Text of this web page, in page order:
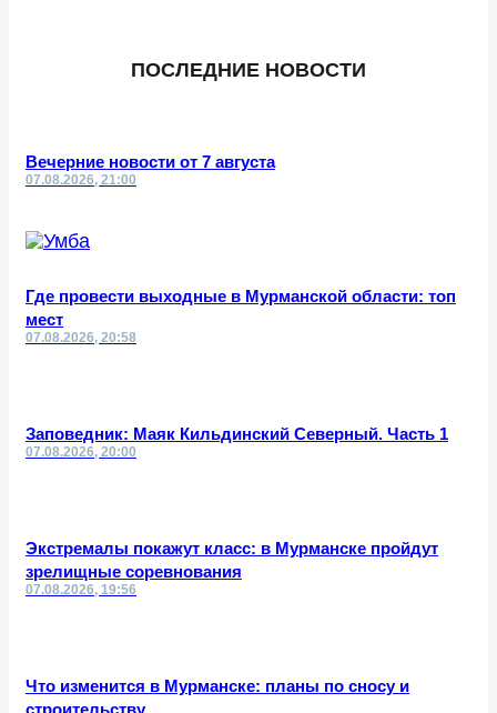
ПОСЛЕДНИЕ НОВОСТИ
Вечерние новости от 7 августа
07.08.2026, 21:00
Где провести выходные в Мурманской области: топ
мест
07.08.2026, 20:58
Заповедник: Маяк Кильдинский Северный. Часть 1
07.08.2026, 20:00
Экстремалы покажут класс: в Мурманске пройдут
зрелищные соревнования
07.08.2026, 19:56
Что изменится в Мурманске: планы по сносу и
строительству